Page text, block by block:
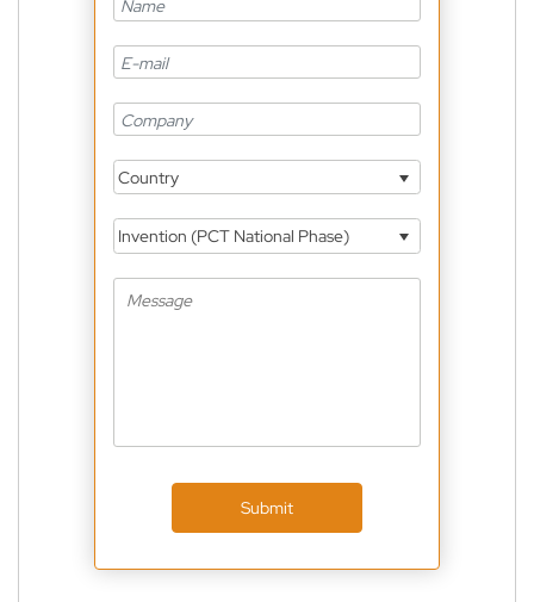
Country
Invention (PCT National Phase)
Submit